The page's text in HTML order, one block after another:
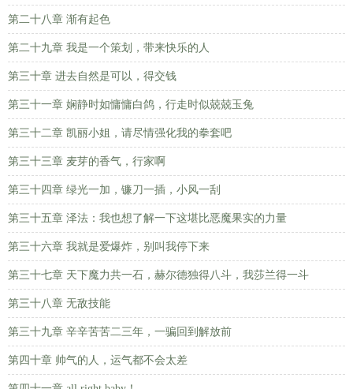
第二十八章 渐有起色
第二十九章 我是一个策划，带来快乐的人
第三十章 进去自然是可以，得交钱
第三十一章 娴静时如慵慵白鸽，行走时似兢兢玉兔
第三十二章 凯丽小姐，请尽情强化我的拳套吧
第三十三章 麦芽的香气，行家啊
第三十四章 绿光一加，镰刀一插，小风一刮
第三十五章 泽法：我也想了解一下这堪比恶魔果实的力量
第三十六章 我就是爱爆炸，别叫我停下来
第三十七章 天下魔力共一石，赫尔德独得八斗，我莎兰得一斗
第三十八章 无敌技能
第三十九章 辛辛苦苦二三年，一骗回到解放前
第四十章 帅气的人，运气都不会太差